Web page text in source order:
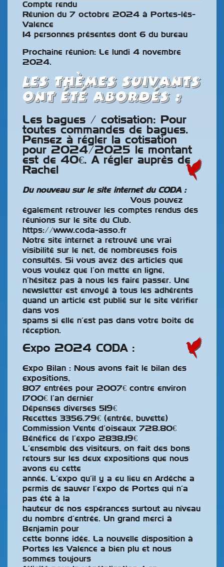
Compte rendu
Réunion du 7 octobre 2024 à Portes-lès-
Valence
14 personnes présentes dont 6 du bureau
Prochaine réunion: Le lundi 4 novembre
2024.
Les thèmes suivants
ont été abordés :
Les bagues / cotisation: Pour
toutes commandes de bagues.
Pensez à régler la cotisation
pour 2024/2025 le montant
est de 40€. A régler auprès de
Rachel
Du nouveau sur le site internet du CODA :
Vous pouvez
également retrouver les comptes rendus des
réunions sur le site du Club.
https://www.coda-asso.fr
Notre site internet a retrouvé une vrai
visibilité sur le net, de nombreuses fois
consultés. Si vous avez des articles que
vous voulez que l’on mette en ligne,
n’hésitez pas à nous les faire passer. Une
newsletter est envoyé à tous les adhérents
quand un article est publié sur le site vérifier
dans vos
spams si elle n’est pas dans votre boite de
réception.
Expo 2024 CODA :
Expo Bilan : Nous avons fait le bilan des
expositions,
807 entrées pour 2007€ contre environ
1700€ l’an dernier
Dépenses diverses 519€
Recettes 3356.79€ (entrée, buvette)
Commission Vente d’oiseaux 728.80€
Bénéfice de l’expo 2838,19€
L’ensemble des visiteurs, on fait des bons
retours sur les deux expositions que nous
avons eu cette
année. L’expo qu’il y a eu lieu en Ardèche a
permis de sauver l’expo de Portes qui n’a
pas été à la
hauteur de nos espérances surtout au niveau
du nombre d’entrée. Un grand merci à
Benjamin pour
cette bonne idée. La nouvelle disposition à
Portes les Valence a bien plu et nous
sommes toujours